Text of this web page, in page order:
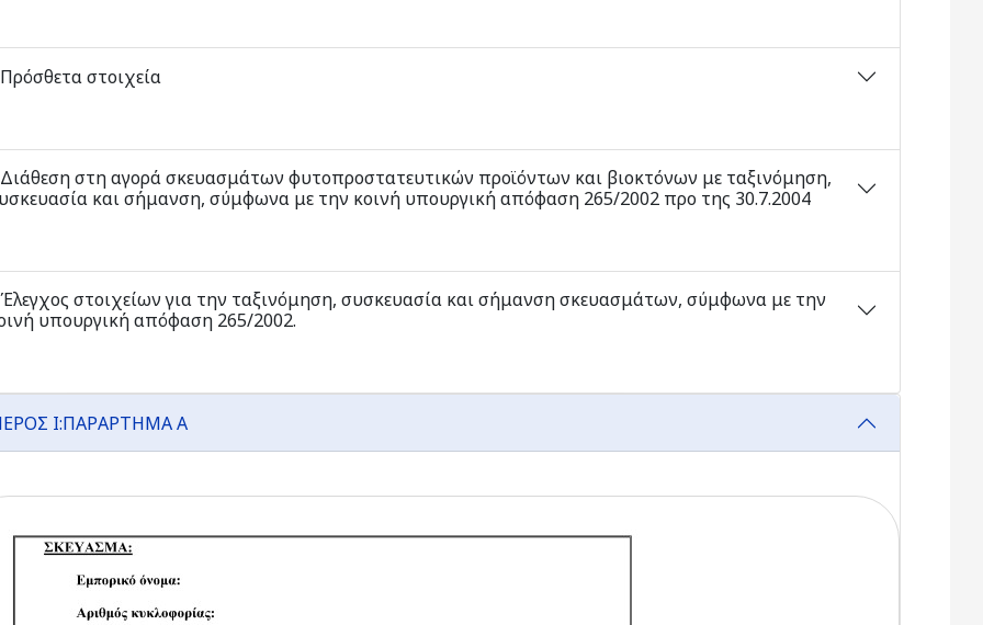
στοιχεία
στη αγορά σκευασμάτων φυτοπροστατευτικών προϊόντων και βιοκτόνων με ταξινόμηση,
και σήμανση, σύμφωνα με την κοινή υπουργική απόφαση 265/2002 προ της 30.7.2004
στοιχείων για την ταξινόμηση, συσκευασία και σήμανση σκευασμάτων, σύμφωνα με την
υπουργική απόφαση 265/2002.
I:ΠΑΡΑΡΤΗΜΑ A